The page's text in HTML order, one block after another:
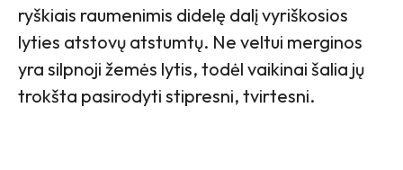
ryškiais raumenimis didelę dalį vyriškosios
lyties atstovų atstumtų. Ne veltui merginos
yra silpnoji žemės lytis, todėl vaikinai šalia jų
trokšta pasirodyti stipresni, tvirtesni.